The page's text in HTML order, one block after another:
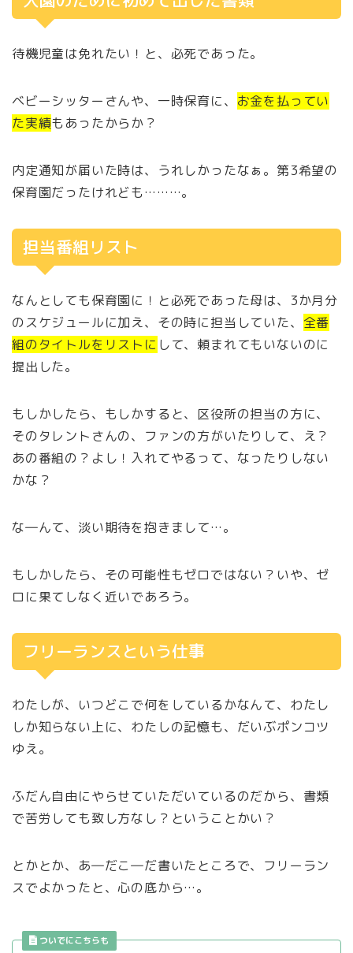
待機児童は免れたい！と、必死であった。
ベビーシッターさんや、一時保育に、 お金を払ってい
た実績もあったからか？
内定通知が届いた時は、うれしかったなぁ。第3希望の
保育園だったけれども………。
担当番組リスト
なんとしても保育園に！と必死であった母は、3か月分
のスケジュールに加え、その時に担当していた、 全番
組のタイトルをリストに して、頼まれてもいないのに
提出した。
もしかしたら、もしかすると、区役所の担当の方に、
そのタレントさんの、ファンの方がいたりして、え？
あの番組の？よし！入れてやるって、なったりしない
かな？
な―んて、淡い期待を抱きまして…。
もしかしたら、その可能性もゼロではない？いや、ゼ
ロに果てしなく近いであろう。
フリーランスという仕事
わたしが、いつどこで何をしているかなんて、わたし
しか知らない上に、わたしの記憶も、だいぶポンコツ
ゆえ。
ふだん自由にやらせていただいているのだから、書類
で苦労しても致し方なし？ということかい？
とかとか、あ―だこ―だ書いたところで、フリーラン
スでよかったと、心の底から…。